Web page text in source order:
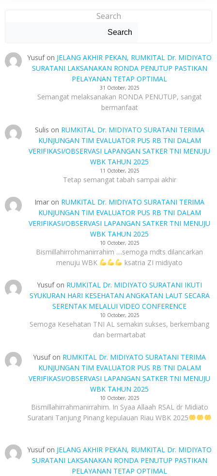
Search
Search
Yusufon JELANG AKHIR PEKAN, RUMKITAL Dr. MIDIYATO
SURATANI LAKSANAKAN RONDA PENUTUP PASTIKAN
PELAYANAN TETAP OPTIMAL
31 October, 2025
Semangat melaksanakan RONDA PENUTUP, sangat
bermanfaat
Sulis on RUMKITAL Dr. MIDIYATO SURATANI TERIMA
KUNJUNGAN TIM EVALUATOR PUS RB TNI DALAM
VERIFIKASI/OBSERVASI LAPANGAN SATKER TNI MENUJU
WBK TAHUN 2025
11 October, 2025
Tetap semangat tabah sampai akhir
Imar on RUMKITAL Dr. MIDIYATO SURATANI TERIMA
KUNJUNGAN TIM EVALUATOR PUS RB TNI DALAM
VERIFIKASI/OBSERVASI LAPANGAN SATKER TNI MENUJU
WBK TAHUN 2025
10 October, 2025
Bismillahirrohmanirrahim ....semoga mdts dilancarkan
menuju WBK
ksatria ZI midiyato
Yusufon RUMKITAL Dr. MIDIYATO SURATANI IKUTI
SYUKURAN HARI KESEHATAN ANGKATAN LAUT SECARA
SERENTAK MELALUI VIDEO CONFERENCE
10 October, 2025
Semoga Kesehatan TNI AL semakin sukses, berkembang
dan bermartabat
Yusufon RUMKITAL Dr. MIDIYATO SURATANI TERIMA
KUNJUNGAN TIM EVALUATOR PUS RB TNI DALAM
VERIFIKASI/OBSERVASI LAPANGAN SATKER TNI MENUJU
WBK TAHUN 2025
10 October, 2025
Bismillahirrahmanirrahim. In Syaa Allaah RSAL dr Midiato
Suratani Tanjung Pinang kepulauan Riau WBK 2025
Yusufon JELANG AKHIR PEKAN, RUMKITAL Dr. MIDIYATO
SURATANI LAKSANAKAN RONDA PENUTUP PASTIKAN
PELAYANAN TETAP OPTIMAL